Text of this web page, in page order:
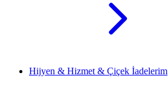
Hijyen & Hizmet & Çiçek İadelerim